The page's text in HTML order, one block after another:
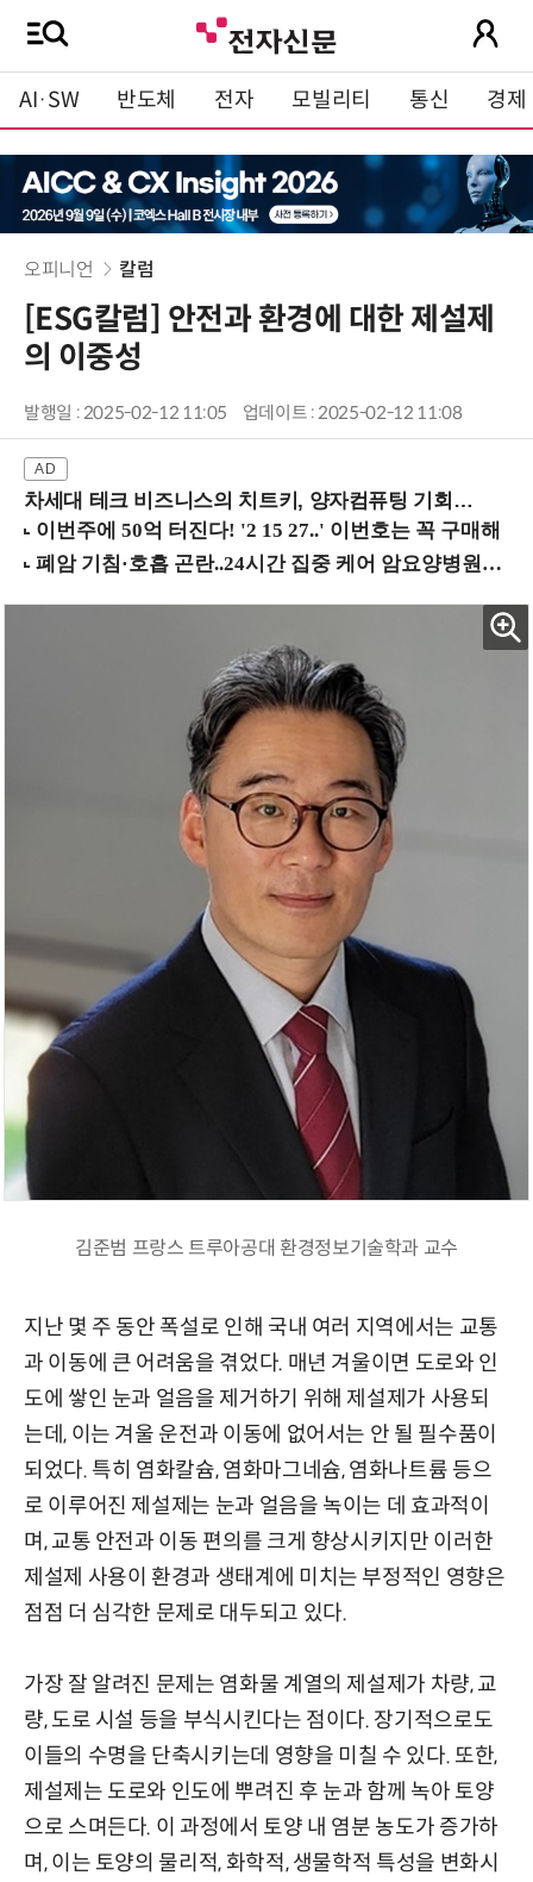
AI·SW 반도체 전자 모빌리티 통신 경제
오피니언 칼럼
[ESG칼럼] 안전과 환경에 대한 제설제
의 이중성
발행일 : 2025-02-12 11:05 업데이트 : 2025-02-12 11:08
차세대 테크 비즈니스의 치트키, 양자컴퓨팅 기회를 선점하라! (8/28 강남역)
김준범 프랑스 트루아공대 환경정보기술학과 교수
지난 몇 주 동안 폭설로 인해 국내 여러 지역에서는 교통
과 이동에 큰 어려움을 겪었다. 매년 겨울이면 도로와 인
도에 쌓인 눈과 얼음을 제거하기 위해 제설제가 사용되
는데, 이는 겨울 운전과 이동에 없어서는 안 될 필수품이
되었다. 특히 염화칼슘, 염화마그네슘, 염화나트륨 등으
로 이루어진 제설제는 눈과 얼음을 녹이는 데 효과적이
며, 교통 안전과 이동 편의를 크게 향상시키지만 이러한
제설제 사용이 환경과 생태계에 미치는 부정적인 영향은
점점 더 심각한 문제로 대두되고 있다.
가장 잘 알려진 문제는 염화물 계열의 제설제가 차량, 교
량, 도로 시설 등을 부식시킨다는 점이다. 장기적으로도
이들의 수명을 단축시키는데 영향을 미칠 수 있다. 또한,
제설제는 도로와 인도에 뿌려진 후 눈과 함께 녹아 토양
으로 스며든다. 이 과정에서 토양 내 염분 농도가 증가하
며, 이는 토양의 물리적, 화학적, 생물학적 특성을 변화시